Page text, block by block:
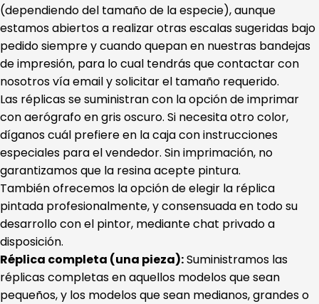
(dependiendo del tamaño de la especie), aunque
estamos abiertos a realizar otras escalas sugeridas bajo
pedido siempre y cuando quepan en nuestras bandejas
de impresión, para lo cual tendrás que contactar con
nosotros vía email y solicitar el tamaño requerido.
Las réplicas se suministran con la opción de imprimar
con aerógrafo en gris oscuro. Si necesita otro color,
díganos cuál prefiere en la caja con instrucciones
especiales para el vendedor. Sin imprimación, no
garantizamos que la resina acepte pintura.
También ofrecemos la opción de elegir la réplica
pintada profesionalmente, y consensuada en todo su
desarrollo con el pintor, mediante chat privado a
disposición.
Réplica completa (una pieza):Suministramos las
réplicas completas en aquellos modelos que sean
pequeños, y los modelos que sean medianos, grandes o